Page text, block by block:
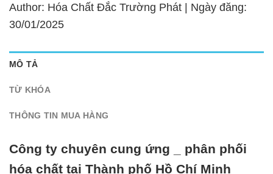
Author: Hóa Chất Đắc Trường Phát | Ngày đăng:
30/01/2025
MÔ TẢ
TỪ KHÓA
THÔNG TIN MUA HÀNG
Công ty chuyên cung ứng _ phân phối
hóa chất tại Thành phố Hồ Chí Minh